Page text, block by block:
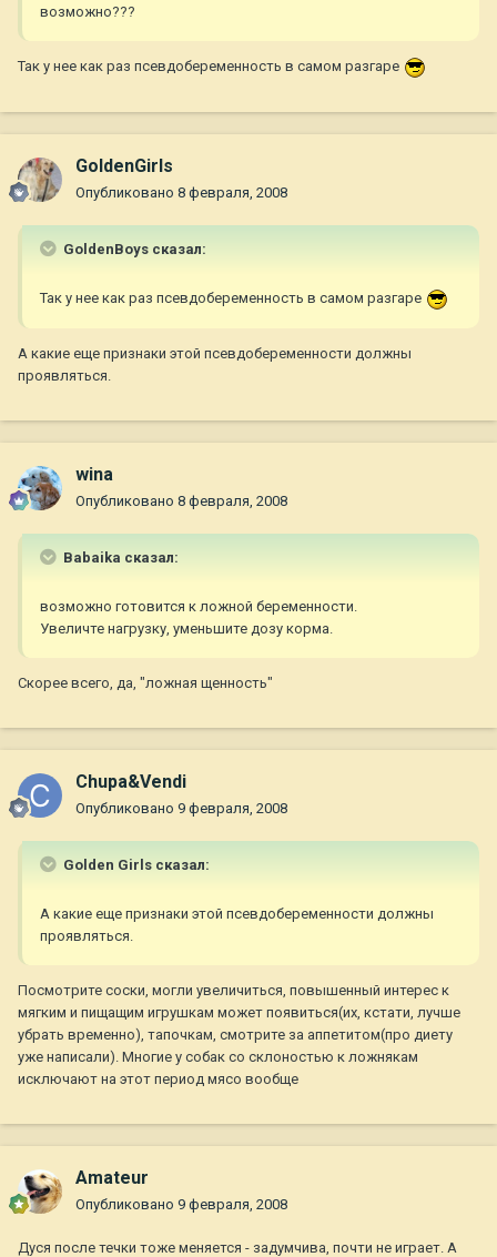
возможно???
Так у нее как раз псевдобеременность в самом разгаре
GoldenGirls
Опубликовано 8 февраля, 2008
GoldenBoys сказал:
Так у нее как раз псевдобеременность в самом разгаре
А какие еще признаки этой псевдобеременности должны
проявляться.
wina
Опубликовано 8 февраля, 2008
Babaika сказал:
возможно готовится к ложной беременности.
Увеличте нагрузку, уменьшите дозу корма.
Скорее всего, да, "ложная щенность"
Chupa&Vendi
Опубликовано 9 февраля, 2008
Golden Girls сказал:
А какие еще признаки этой псевдобеременности должны
проявляться.
Посмотрите соски, могли увеличиться, повышенный интерес к
мягким и пищащим игрушкам может появиться(их, кстати, лучше
убрать временно), тапочкам, смотрите за аппетитом(про диету
уже написали). Многие у собак со склоностью к ложнякам
исключают на этот период мясо вообще
Amateur
Опубликовано 9 февраля, 2008
Дуся после течки тоже меняется - задумчива, почти не играет. А